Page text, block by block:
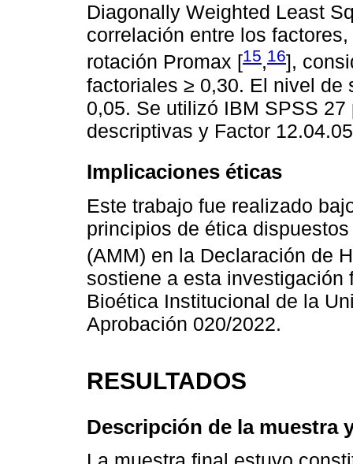
Diagonally Weighted Least
correlación entre los
rotación Promax [15,16],
factoriales ≥ 0,30. El nivel de
0,05. Se utilizó IBM SPSS
descriptivas y Factor
Implicaciones éticas
Este trabajo fue realizado
principios de ética
(AMM) en la Declaración de
sostiene a esta investigación
Bioética Institucional de la
Aprobación 020/2022.
RESULTADOS
Descripción de la muestra